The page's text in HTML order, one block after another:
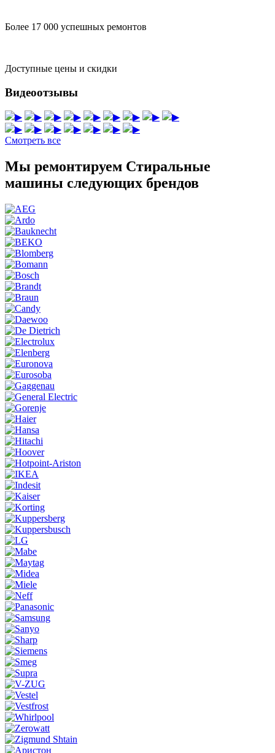
Более 17 000 успешных ремонтов
Доступные цены и скидки
Видеоотзывы
▶ ▶ ▶ ▶ ▶ ▶ ▶ ▶
▶
▶
▶ ▶ ▶ ▶ ▶
▶
Смотреть все
Мы ремонтируем Стиральные
машины следующих брендов